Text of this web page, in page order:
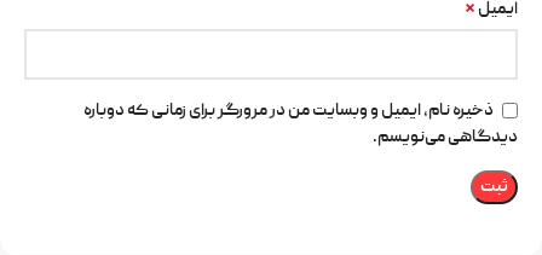
ایمیل *
ذخیره نام، ایمیل و وبسایت من در مرورگر برای زمانی که دوباره
دیدگاهی می‌نویسم.